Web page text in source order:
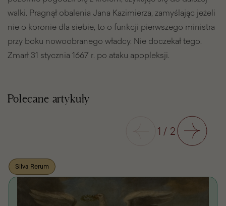
walki. Pragnął obalenia Jana Kazimierza, zamyślając jeżeli
nie o koronie dla siebie, to o funkcji pierwszego ministra
przy boku nowoobranego władcy. Nie doczekał tego.
Zmarł 31 stycznia 1667 r. po ataku apopleksji.
Polecane artykuły
1 / 2 Następny
Silva Rerum